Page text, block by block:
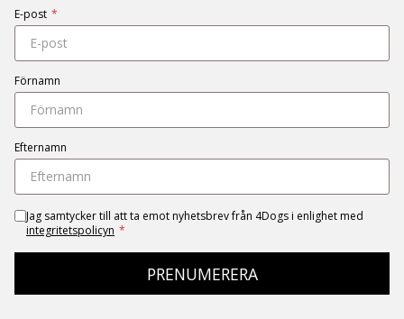
E-post *
Förnamn
Efternamn
Jag samtycker till att ta emot nyhetsbrev från 4Dogs i enlighet med
integritetspolicyn *
PRENUMERERA